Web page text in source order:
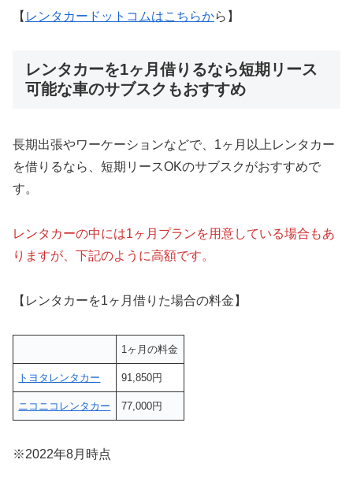
【 レンタカードットコムはこちらから】
レンタカーを1ヶ月借りるなら短期リース
可能な車のサブスクもおすすめ
長期出張やワーケーションなどで、1ヶ月以上レンタカー
を借りるなら、短期リースOKのサブスクがおすすめで
す。
レンタカーの中には1ヶ月プランを用意している場合もあ
りますが、下記のように高額です。
【レンタカーを1ヶ月借りた場合の料金】
1ヶ月の料金
トヨタレンタカー 91,850円
ニコニコレンタカー 77,000円
※2022年8月時点